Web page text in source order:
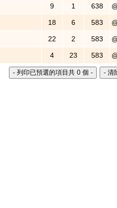
9 1 638
18 6 583
22 2 583
4 23 583